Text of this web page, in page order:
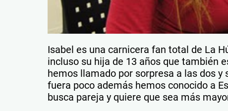
Isabel es una carnicera fan total de La
incluso su hija de 13 años que también
hemos llamado por sorpresa a las dos
fuera poco además hemos conocido a
busca pareja y quiere que sea más